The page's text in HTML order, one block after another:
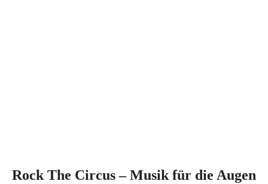
Rock The Circus – Musik für die Augen